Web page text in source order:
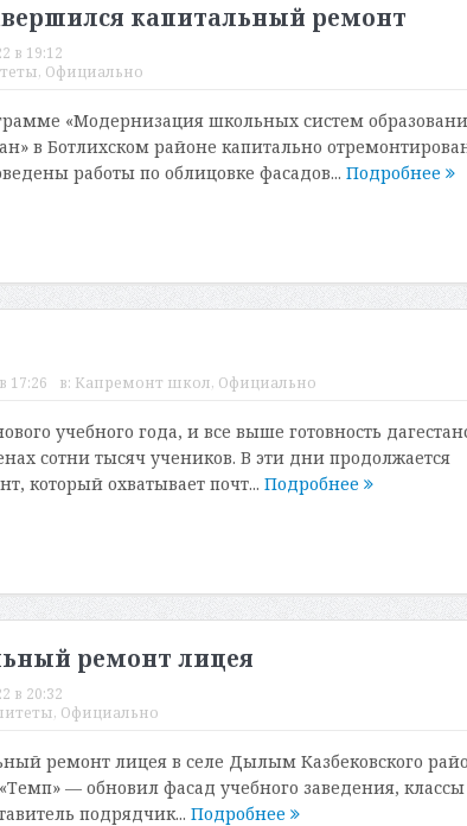
капитальный ремонт
в 19:12
, Официально
«Модернизация школьных систем
в Ботлихском районе капитально
работы по облицовке фасадов... Подробнее
17:26 в: Капремонт школ, Официально
учебного года, и все выше готовность
сотни тысяч учеников. В эти дни продолжается
который охватывает почт... Подробнее
ремонт лицея
в 20:32
, Официально
ремонт лицея в селе Дылым Казбековского
— обновил фасад учебного заведения,
подрядчик... Подробнее